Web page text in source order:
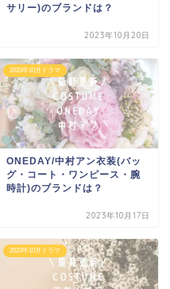
サリー)のブランドは？
2023年10月20日
2023年10月ドラマ
ONEDAY/中村アン衣装(バッ
グ・コート・ワンピース・腕
時計)のブランドは？
2023年10月17日
2023年10月ドラマ